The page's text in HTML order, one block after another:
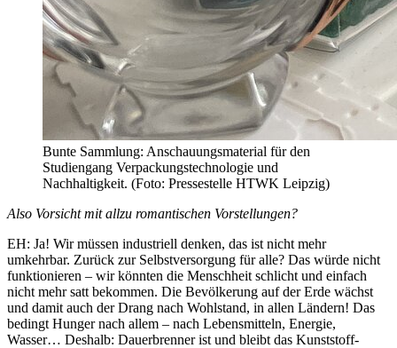
Bunte Sammlung: Anschauungsmaterial für den
Studiengang Verpackungstechnologie und
Nachhaltigkeit. (Foto: Pressestelle HTWK Leipzig)
Also Vorsicht mit allzu romantischen Vorstellungen?
EH: Ja! Wir müssen industriell denken, das ist nicht mehr
umkehrbar. Zurück zur Selbstversorgung für alle? Das würde nicht
funktionieren – wir könnten die Menschheit schlicht und einfach
nicht mehr satt bekommen. Die Bevölkerung auf der Erde wächst
und damit auch der Drang nach Wohlstand, in allen Ländern! Das
bedingt Hunger nach allem – nach Lebensmitteln, Energie,
Wasser… Deshalb: Dauerbrenner ist und bleibt das Kunststoff-